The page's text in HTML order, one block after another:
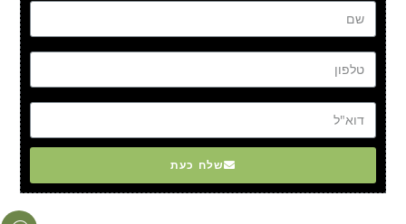
שלח כעת